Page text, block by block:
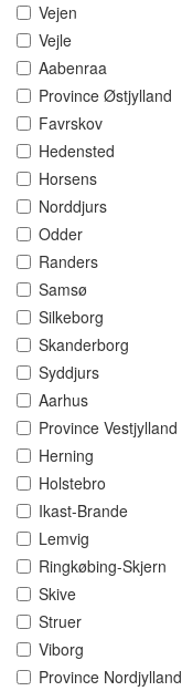
Vejen
Vejle
Aabenraa
Province Østjylland
Favrskov
Hedensted
Horsens
Norddjurs
Odder
Randers
Samsø
Silkeborg
Skanderborg
Syddjurs
Aarhus
Province Vestjylland
Herning
Holstebro
Ikast-Brande
Lemvig
Ringkøbing-Skjern
Skive
Struer
Viborg
Province Nordjylland